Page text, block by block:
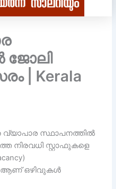
ജോലി
| Kerala
വ്യാപാര സ്ഥാപനത്തിൽ
നിരവധി സ്റ്റാഫുകളെ
ആണ് ഒഴിവുകൾ